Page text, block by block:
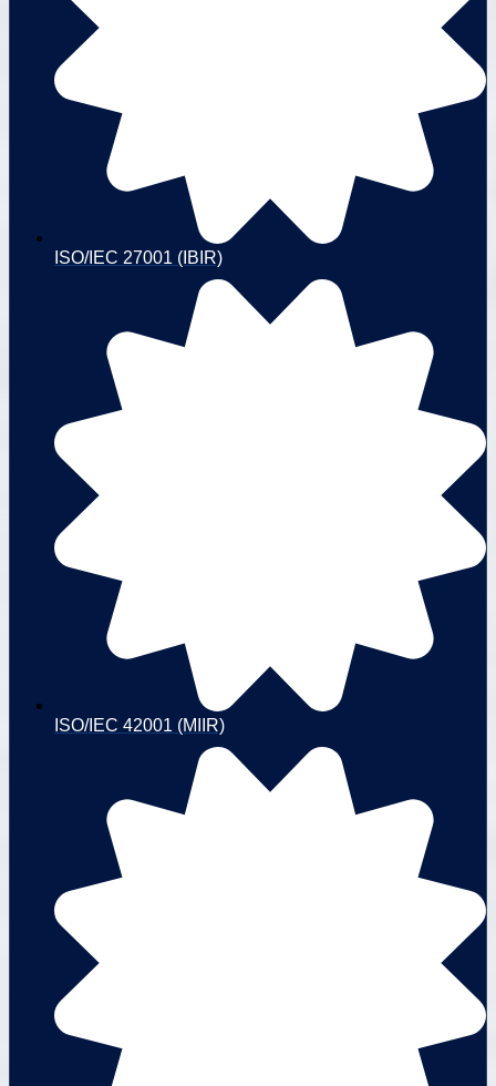
ISO/IEC 27001 (IBIR)
ISO/IEC 42001 (MIIR)